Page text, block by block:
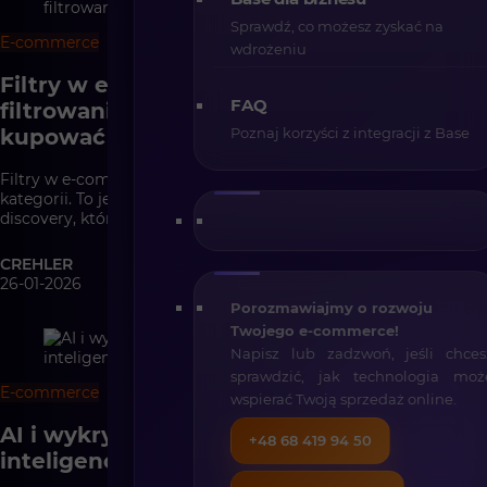
Sprawdź, co możesz zyskać na
wdrożeniu
FAQ
Poznaj korzyści z integracji z Base
Porozmawiajmy o rozwoju
Twojego e-commerce!
Napisz lub zadzwoń, jeśli
sprawdzić, jak technologia
wspierać Twoją sprzedaż online.
+48 68 419 94 50
E-commerce
Filtry w e-commerce – jak zaprojektować
filtrowanie, które pomaga klientom
kupować
Filtry w e-commerce nie są tylko dodatkiem do strony
kategorii. To jeden z najważniejszych elementów product
discovery, który pomaga klientowi szybciej odnaleźć właściwy
pokazujemy, dlaczego skuteczne filtrowanie zaczyna się od
jakości danych produktowych, jak dobierać filtry do kategorii i
mają znaczenie oraz jak projektować filtry w Shopware tak, aby
wspierały sprzedaż, a nie tylko porządkowały listing wizualnie.
CREHLER
26-01-2026
E-commerce 7 min
AI i wykrywanie oszustw – jak sztuczna
inteligencja chroni sklepy internetowe